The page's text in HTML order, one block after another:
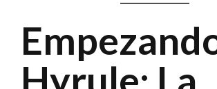
Hyrule; La